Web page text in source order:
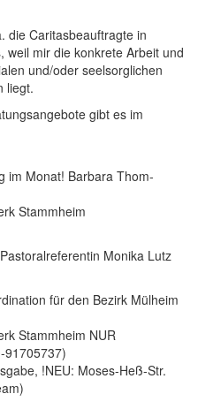
die Caritasbeauftragte in
weil mir die konkrete Arbeit und
und/oder seelsorglichen
liegt.
gibt es im
im Monat! Barbara Thom-
Stammheim
Monika Lutz
für den Bezirk Mülheim
Stammheim NUR
91705737)
!NEU: Moses-Heß-Str.